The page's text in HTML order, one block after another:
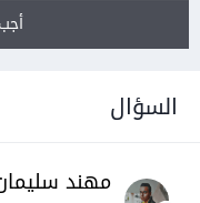
السؤال
مهند سليمان